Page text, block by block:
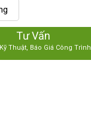
Tư Vấn
Thuật, Báo Giá Công Trình